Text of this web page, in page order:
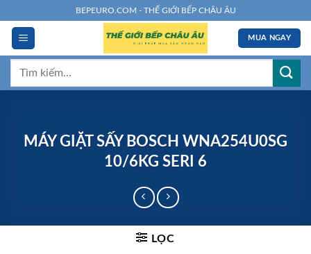
đến
dung
BEPEURO.COM - THẾ GIỚI BẾP CHÂU ÂU
MUA NGAY
Tìm
MÁY GIẶT SẤY BOSCH WNA254U0SG
10/6KG SERI 6
LỌC